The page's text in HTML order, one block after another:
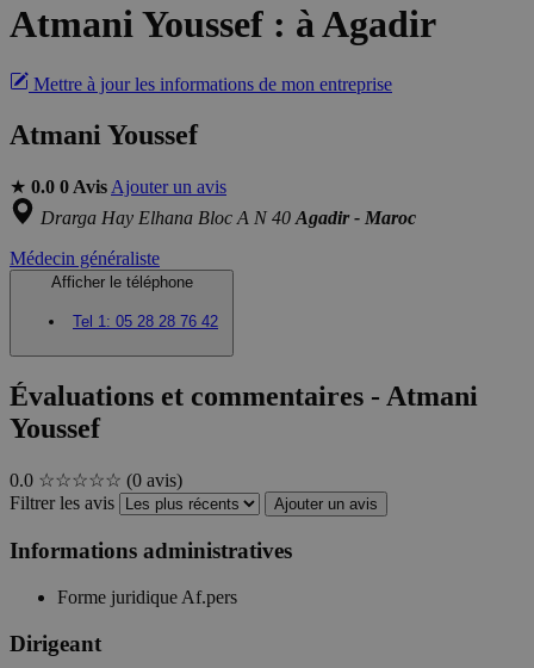
Atmani Youssef : à Agadir
Mettre à jour les informations de mon entreprise
Atmani Youssef
★ 0.0 0 Avis Ajouter un avis
Drarga Hay Elhana Bloc A N 40 Agadir - Maroc
Médecin généraliste
Afficher le téléphone
Tel 1: 05 28 28 76 42
Évaluations et commentaires - Atmani
Youssef
0.0 ☆☆☆☆☆ (0 avis)
Filtrer les avis
Ajouter un avis
Informations administratives
Forme juridique Af.pers
Dirigeant